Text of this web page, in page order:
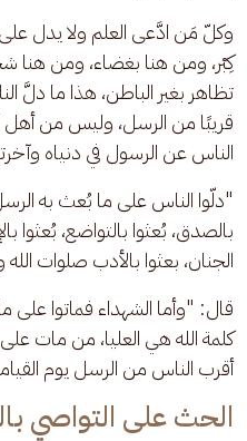
وكلّ مَن ادَّعى العلم ولا يدل
كِبْر، ومن هنا بغضاء، ومن هنا
تظاهر بغير الباطن، هذا ما دلَّ
قريبًا من الرسل، وليس من أهل
الناس عن الرسول في دنياه
"دلّوا الناس على ما بُعث به
بالصدق، بُعثوا بالتواضع، بُعثوا
الجنان، بعثوا بالأدب صلوات
قال: "وأما الشهداء فماتوا
كلمة الله هي العليا، من مات
أقرب الناس من الرسل يوم
الحث على التواصي